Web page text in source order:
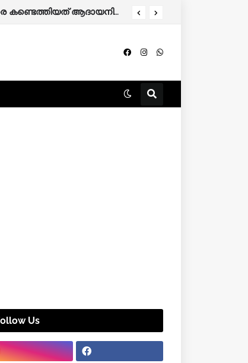
Us